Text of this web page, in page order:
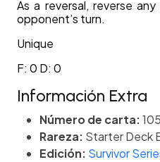
As a reversal, reverse
opponent’s turn.
Unique
F: 0 D: 0
Información Extra
Número de carta:
Rareza: Starter Deck
Edición: Survivor